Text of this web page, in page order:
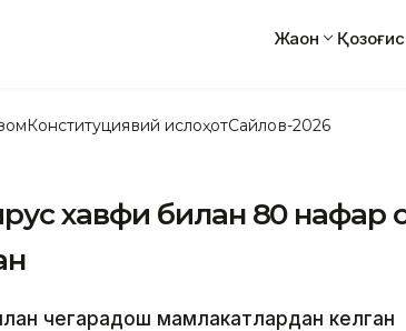
Жаҳон
Конституциявий ислоҳотСайлов-2026
хавфи билан 80 нафар
чегарадош мамлакатлардан келган